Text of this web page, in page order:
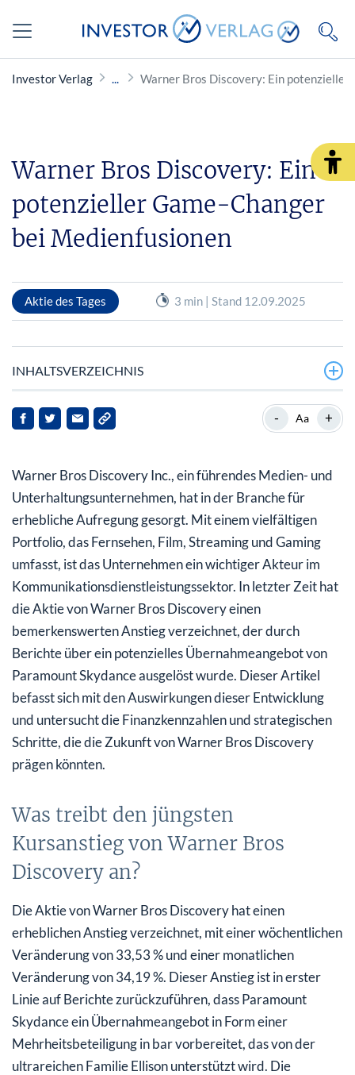
Investor Verlag Warner Bros Discovery: Ein potenzieller
Warner Bros Discovery: Ein
potenzieller Game-Changer
bei Medienfusionen
Aktie des Tages 3 min | Stand 12.09.2025
INHALTSVERZEICHNIS
Was treibt den jüngsten Kursanstieg von Warner Bros
Discovery an?
Finanzkennzahlen von Warner Bros Discovery aus?
Welche strategischen Schritte könnte Warner Bros
Discovery nach der Fusion unternehmen?
Was sollten Stakeholder und Investoren für die Zukunft
berücksichtigen?
- Aa +
Warner Bros Discovery Inc., ein führendes Medien- und
Unterhaltungsunternehmen, hat in der Branche für
erhebliche Aufregung gesorgt. Mit einem vielfältigen
Portfolio, das Fernsehen, Film, Streaming und Gaming
umfasst, ist das Unternehmen ein wichtiger Akteur im
Kommunikationsdienstleistungssektor. In letzter Zeit hat
die Aktie von Warner Bros Discovery einen
bemerkenswerten Anstieg verzeichnet, der durch
Berichte über ein potenzielles Übernahmeangebot von
Paramount Skydance ausgelöst wurde. Dieser Artikel
befasst sich mit den Auswirkungen dieser Entwicklung
und untersucht die Finanzkennzahlen und strategischen
Schritte, die die Zukunft von Warner Bros Discovery
prägen könnten.
Was treibt den jüngsten
Kursanstieg von Warner Bros
Discovery an?
Die Aktie von Warner Bros Discovery hat einen
erheblichen Anstieg verzeichnet, mit einer wöchentlichen
Veränderung von 33,53 % und einer monatlichen
Veränderung von 34,19 %. Dieser Anstieg ist in erster
Linie auf Berichte zurückzuführen, dass Paramount
Skydance ein Übernahmeangebot in Form einer
Mehrheitsbeteiligung in bar vorbereitet, das von der
ultrareichen Familie Ellison unterstützt wird. Die